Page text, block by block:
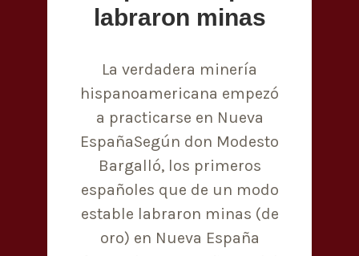
labraron minas
La verdadera minería
hispanoamericana empezó
a practicarse en Nueva
EspañaSegún don Modesto
Bargalló, los primeros
españoles que de un modo
estable labraron minas (de
oro) en Nueva España